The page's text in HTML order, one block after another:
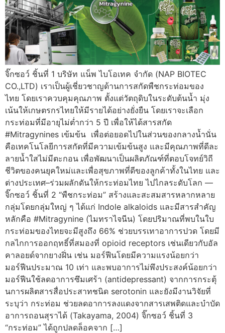
จิ๊กซอว์ ชิ้นที่ 1 บริษัท แน็พ ไบโอเทค จำกัด (NAP BIOTEC
CO.,LTD) เราเป็นผู้เชี่ยวชาญด้านการสกัดพืชกระท่อมของ
ไทย โดยเราควบคุมคุณภาพ ตั้งแต่วัตถุดิบในระดับต้นน้ำ มุ่ง
เน้นให้เกษตรกรไทยให้มีรายได้อย่างยั่งยืน โดยเราจะเลือก
กระท่อมที่มีอายุไม่ต่ำกว่า 5 ปี เพื่อให้ได้สารสกัด
#Mitragynines เข้มข้น เพื่อต่อยอดไปในส่วนของกลางน้ำนั่น
คือเทคโนโลยีการสกัดที่มีความเข้มข้นสูง และมีคุณภาพที่ดีละ
ลายน้ำใสไม่มีตะกอน เพื่อพัฒนาเป็นผลิตภัณฑ์ที่ตอบโจทย์วิถี
ชีวิตของคนยุคใหม่และเพื่อสุขภาพที่ดีของลูกค้าทั้งในไทย และ
ต่างประเทศ–ร่วมผลักดันให้กระท่อมไทย ไปไกลระดับโลก —
จิ๊กซอว์ ชิ้นที่ 2 “พืชกระท่อม” สร้างและสะสมสารหลากหลาย
กลุ่มโดยกลุ่มใหญ่ ๆ ได้แก่ Indole alkaloids และมีสารสำคัญ
หลักคือ #Mitragynine (ไมทราไจนีน) โดยปริมาณที่พบในใบ
กระท่อมของไทยจะมีสูงถึง 66% ช่วยบรรเทาอาการปวด โดยมี
กลไกการออกฤทธิ์ที่สมองที่ opioid receptors เช่นเดียวกับอัล
คาลอยด์จากยางฝิ่น เช่น มอร์ฟีนโดยมีความแรงน้อยกว่า
มอร์ฟีนประมาณ 10 เท่า และพบอาการไม่พึงประสงค์น้อยกว่า
มอร์ฟีนใช้ลดอาการซึมเศร้า (antidepressant) จากการกระตุ้
นการผลิตสารสื่อประสาทชนิด serotonin และยังมีงานวิจัยที่
ระบุว่า กระท่อม ช่วยลดอาการลงแดงจากสารเสพติดและบำบัด
อาการถอนสุราได้ (Takayama, 2004) จิ๊กซอว์ ชิ้นที่ 3
“กระท่อม” ได้ถูกปลดล็อคจาก […]